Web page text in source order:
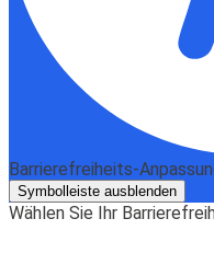
Barrierefreiheits-
Symbolleiste ausblenden
Wählen Sie Ihr